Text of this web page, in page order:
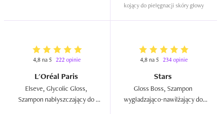
kojący do pielęgnacji skóry głowy
4,8 na 5 222 opinie
L'Oréal Paris
Elseve, Glycolic Gloss,
Szampon nabłyszczający do
4,8 na 5 234 opinie
Stars
Gloss Boss, Szampon
wygładzająco-nawilżający do